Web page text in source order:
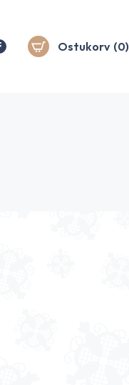
Ostukorv (0)